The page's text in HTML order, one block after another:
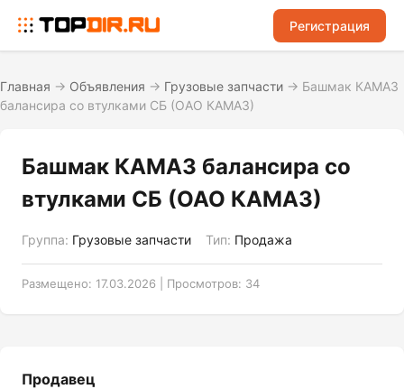
Регистрация
Главная → Объявления → Грузовые запчасти → Башмак КАМАЗ
балансира со втулками СБ (ОАО КАМАЗ)
Башмак КАМАЗ балансира со
втулками СБ (ОАО КАМАЗ)
Группа: Грузовые запчасти Тип: Продажа
Размещено: 17.03.2026 | Просмотров: 34
Продавец